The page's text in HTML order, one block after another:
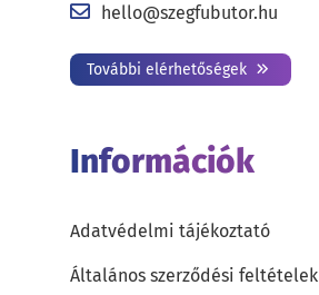
hello@szegfubutor.hu
További elérhetőségek
Információk
Adatvédelmi tájékoztató
Általános szerződési feltételek